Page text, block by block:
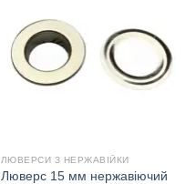
ЛЮВЕРСИ З НЕРЖАВІЙКИ
Люверс 15 мм нержавіючий